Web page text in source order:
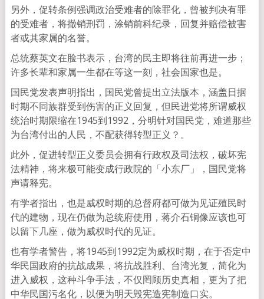
另外，促转条例强调政治受难者的除罪化，曾被判决有罪
的受难者，将撤销刑罚，涂销前科纪录，回复并赔偿被害
者或其家属的名誉。
总统蔡英文在脸书表示，台湾的民主即将往前再进一步；
许多长辈和家属一生都在等这一刻，社会国家也是。
国民党发表声明指出，国民党曾提出立法版本，涵盖日据
时期不同族群受到伤害的正义回复，但民进党将所谓威权
统治时期限缩在1945到1992，分明针对国民党，难道那些
为台湾付出的人民，不配获得转型正义？。
此外，促进转型正义委员会拥有行政权及司法权，破坏宪
法精神，将来极可能变成行政院的「小东厂」，国民党将
声请释宪。
有学者指出，也是威权时期的总督府都可做为见证殖民时
代的建物，现在仍做为总统府使用，蒋介石铜像应该也可
以留下几座，做为威权时代的见证。
也有学者警告，将1945到1992定为威权时期，在于否定中
华民国政府的抗战成果，将抗战胜利、台湾光复，简化为
进入威权，这种斗争手法，不仅罔顾历史真相，更为了把
中华民国污名化，以便为明天毁宪造宪制造口实。